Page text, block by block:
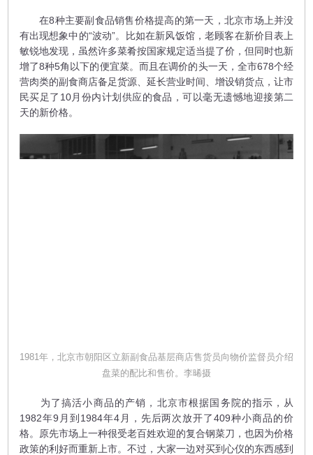
在8种主要副食品销售价格提高的第一天，北京市场上并没
有出现想象中的“波动”。比如在新风饭馆，老顾客在新价目表上
敏锐地发现，虽然许多菜肴按国家规定适当提了价，但同时也新
增了8种5角以下的便宜菜。而且在调价的头一天，全市678个经
营肉类的副食商店备足货源、延长营业时间、增设销货点，让市
民买足了10月份内计划供应的食品，可以毫无遗憾地迎接第二
天的新价格。
1981年，北京市朝阳区立新副食品基层商店售货员向物价监督员介绍
盘菜的配比和售价。李晞摄
为了搞活小商品的产销，北京市根据国务院的指示，从
1982年9月到1984年4月，先后两次放开了409种小商品的价
格。原先市场上一种很受老百姓欢迎的复合钢菜刀，也因为价格
政策的利好而重新上市。不过，大家一边对买到心仪的东西感到